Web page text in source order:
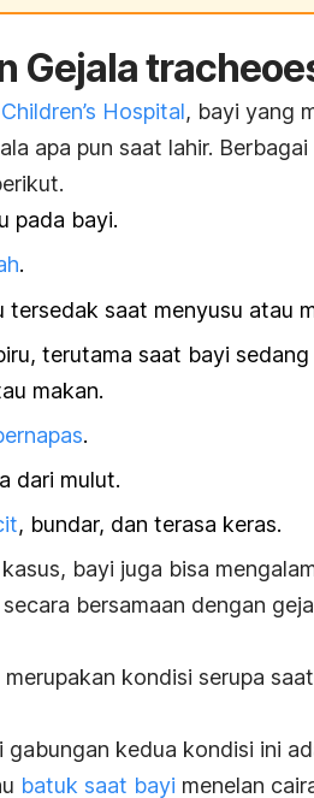
Gejala
Hospital, bayi yang
apa pun saat lahir.
pada bayi.
.
tersedak saat menyusu atau
terutama saat bayi sedang
makan.
.
dari mulut.
, bundar, dan terasa keras.
bayi juga bisa
bersamaan dengan
kondisi serupa
gabungan kedua kondisi ini
batuk saat bayi menelan